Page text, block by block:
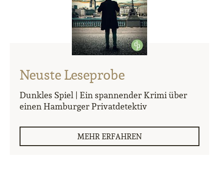
Neuste Leseprobe
Dunkles Spiel | Ein spannender Krimi über
einen Hamburger Privatdetektiv
MEHR ERFAHREN